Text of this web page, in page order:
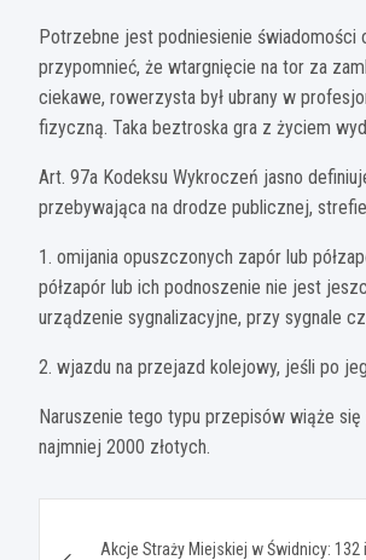
Potrzebne jest podniesienie świadomości
przypomnieć, że wtargnięcie na tor za
ciekawe, rowerzysta był ubrany w
fizyczną. Taka beztroska gra z życiem
Art. 97a Kodeksu Wykroczeń jasno
przebywająca na drodze publicznej,
1. omijania opuszczonych zapór lub
półzapór lub ich podnoszenie nie jest
urządzenie sygnalizacyjne, przy sygnale
2. wjazdu na przejazd kolejowy, jeśli po
Naruszenie tego typu przepisów wiąże
najmniej 2000 złotych.
Akcje Straży Miejskiej w Świdnicy: